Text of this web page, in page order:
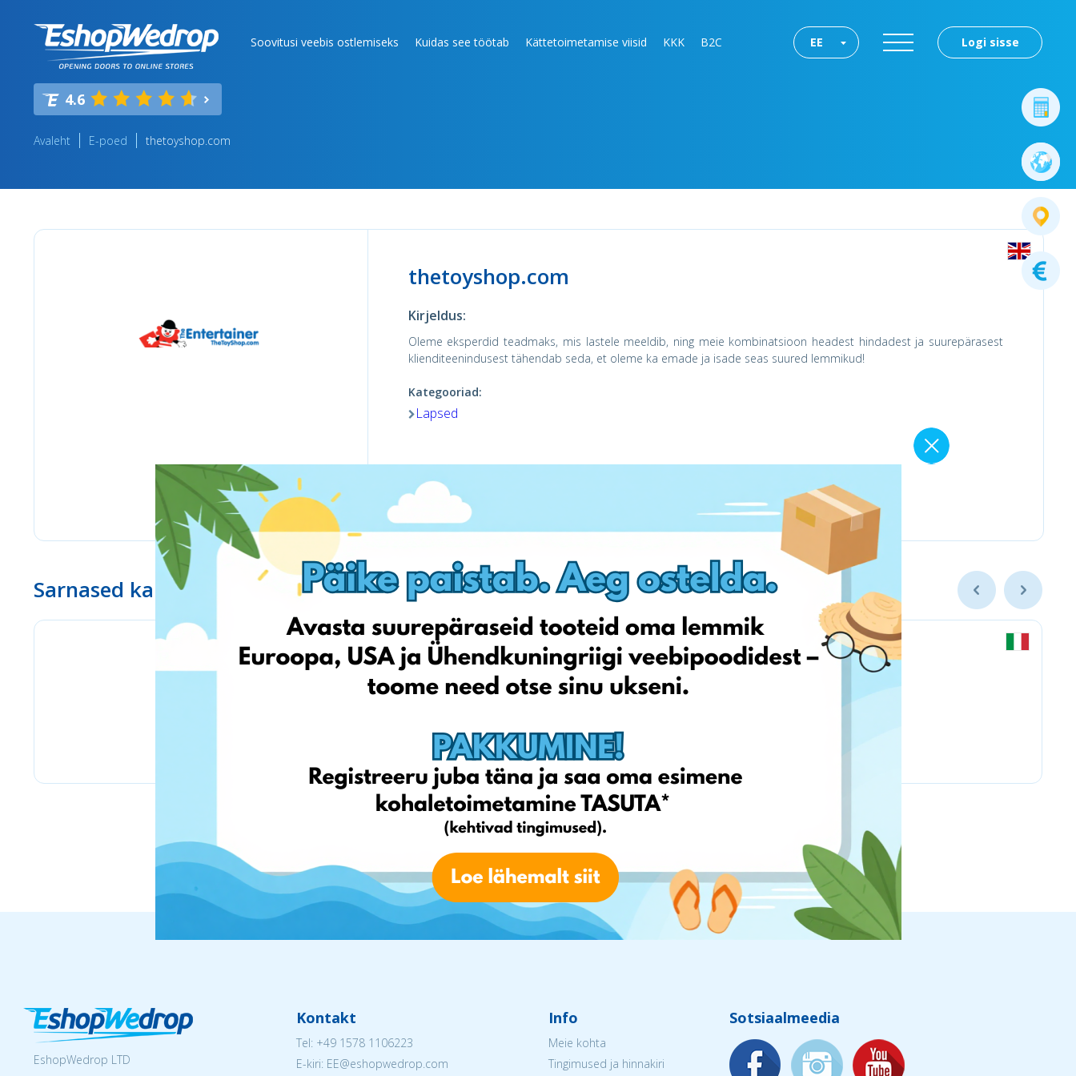
Soovitusi veebis ostlemiseks Kuidas see töötab Kättetoimetamise viisid KKK B2C Logi sisse
EE
4.6
Avaleht E-poed thetoyshop.com
thetoyshop.com
Kirjeldus:
Oleme eksperdid teadmaks, mis lastele meeldib, ning meie kombinatsioon headest hindadest ja suurepärasest
klienditeenindusest tähendab seda, et oleme ka emade ja isade seas suured lemmikud!
Kategooriad:
Lapsed
Külasta poodi
Sarnased kauplused
EshopWedrop LTD
Kontakt
Tel: +49 1578 1106223
E-kiri: EE@eshopwedrop.com
Info
Meie kohta
Tingimused ja hinnakiri
Sotsiaalmeedia